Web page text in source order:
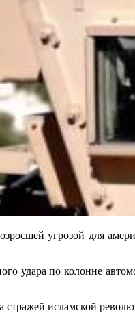
угрозой для
удара по колонне
стражей исламской